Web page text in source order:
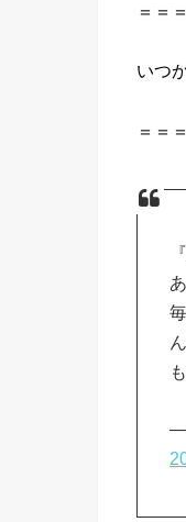
＝＝
いつ
＝＝
—